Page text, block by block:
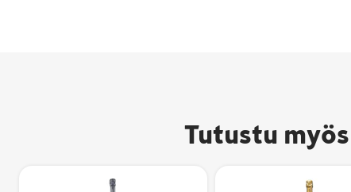
Tutustu